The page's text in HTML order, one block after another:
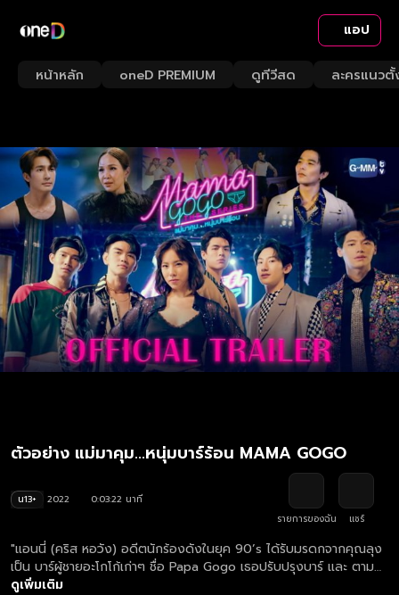
แอป
หน้าหลัก oneD PREMIUM ดูทีวีสด ละครแนวตั้
ตัวอย่าง แม่มาคุม...หนุ่มบาร์ร้อน MAMA GOGO
น13+ 2022
0:03:22 นาที
รายการของฉัน
แชร์
"แอนนี่ (คริส หอวัง) อดีตนักร้องดังในยุค 90’s ได้รับมรดกจากคุณลุง
เป็น บาร์ผู้ชายอะโกโก้เก่าๆ ชื่อ Papa Gogo เธอปรับปรุงบาร์ และ ตามล่า
หาอะโกโก้บอย จนทำให้บาร์โด่งดังในชื่อ Mama Gogo แต่ดันต้องเจอ
ดูเพิ่มเติม